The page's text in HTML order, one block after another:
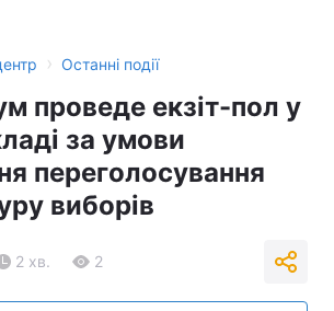
› Останні події
проведе екзіт-пол у
за умови
переголосування
виборів
2 хв. 2